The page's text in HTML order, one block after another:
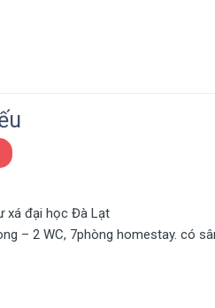
xá đại học Đà Lạt
– 2 WC, 7phòng homestay. có